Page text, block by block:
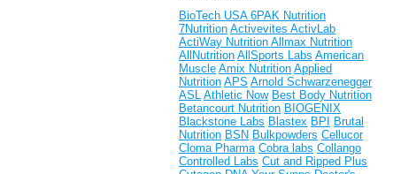
BioTech USA 6PAK Nutrition
7Nutrition Activevites ActivLab
ActiWay Nutrition Allmax Nutrition
AllNutrition AllSports Labs American
Muscle Amix Nutrition Applied
Nutrition APS Arnold Schwarzenegger
ASL Athletic Now Best Body Nutrition
Betancourt Nutrition BIOGENIX
Blackstone Labs Blastex BPI
Brutal
Nutrition BSN Bulkpowders Cellucor
Cloma Pharma Cobra labs Collango
Controlled Labs Cut and Ripped Plus